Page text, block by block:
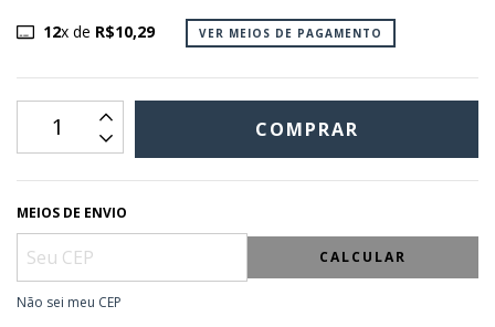
12x de R$10,29 VER MEIOS DE PAGAMENTO
MEIOS DE ENVIO
CALCULAR
Não sei meu CEP